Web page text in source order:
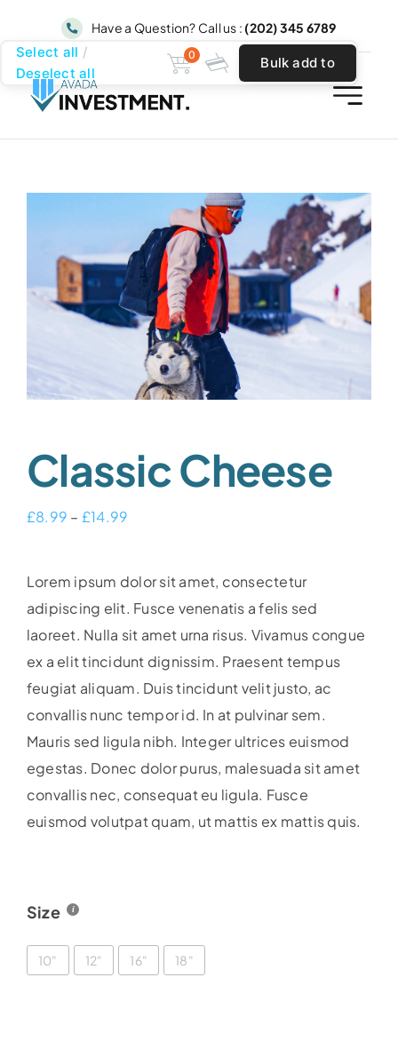
content
Have a Question? Call us : (202) 345 6789
Classic Cheese
£8.99 – £14.99
Lorem ipsum dolor sit amet, consectetur
adipiscing elit. Fusce venenatis a felis sed
laoreet. Nulla sit amet urna risus. Vivamus congue
ex a elit tincidunt dignissim. Praesent tempus
feugiat aliquam. Duis tincidunt velit justo, ac
convallis nunc tempor id. In at pulvinar sem.
Mauris sed ligula nibh. Integer ultrices euismod
egestas. Donec dolor purus, malesuada sit amet
convallis nec, consequat eu ligula. Fusce
euismod volutpat quam, ut mattis ex mattis quis.
Size
10" 12" 16" 18"
Select all
Deselect all
0 Bulk add to